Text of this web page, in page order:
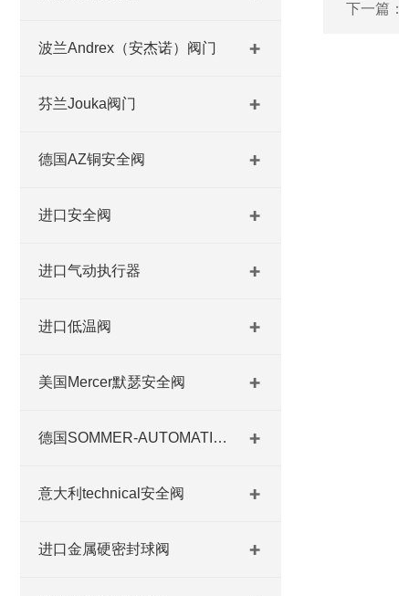
波兰Andrex（安杰诺）阀门
芬兰Jouka阀门
德国AZ铜安全阀
进口安全阀
进口气动执行器
进口低温阀
美国Mercer默瑟安全阀
德国SOMMER-AUTOMATIC 平行抓手 德国夹盘 德国进口夹盘
意大利technical安全阀
进口金属硬密封球阀
下一篇：